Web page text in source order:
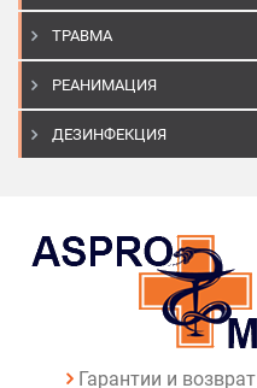
ТРАВМА
РЕАНИМАЦИЯ
ДЕЗИНФЕКЦИЯ
Гарантии и возврат